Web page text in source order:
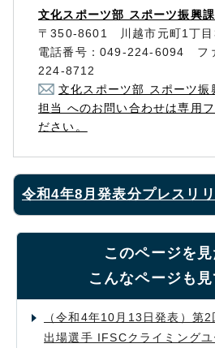
文化スポーツ部 スポーツ振興
〒350-8601 川越市元町1丁目
電話番号：049-224-6094 フ
224-8712
文化スポーツ部 スポーツ振
担当 へのお問い合わせは専用
ださい。
令和4年8月発表分プレスリ
このページを
こんなページも
（令和4年10月13日発表）第
出場選手 IFSCクライミング